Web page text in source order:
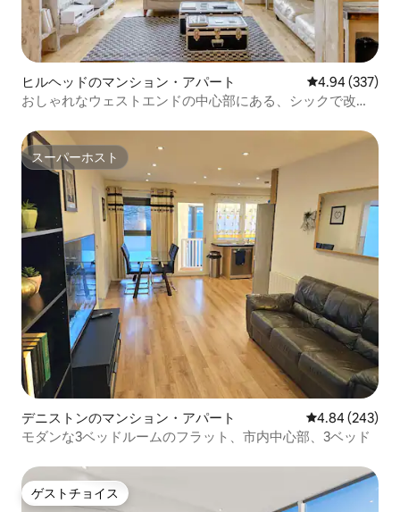
ヒルヘッドのマンション・アパート レビュー337
4.94 (337)
おしゃれなウェストエンドの中心部にある、シックで改装
スーパーホスト
スーパーホスト
デニストンのマンション・アパート レビュー243
4.84 (243)
モダンな3ベッドルームのフラット、市内中心部、3ベッド
ゲストチョイス
ゲストチョイス